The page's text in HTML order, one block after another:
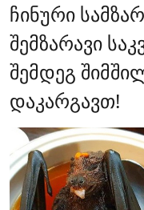
ჩინური
შემზარავი
შემდეგ
დაკარგავთ!